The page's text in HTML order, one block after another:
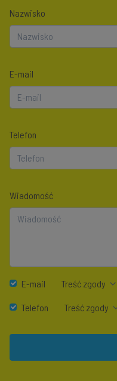
Nazwisko
E-mail
Telefon
Wiadomość
E-mail Treść zgody
Telefon Treść zgody